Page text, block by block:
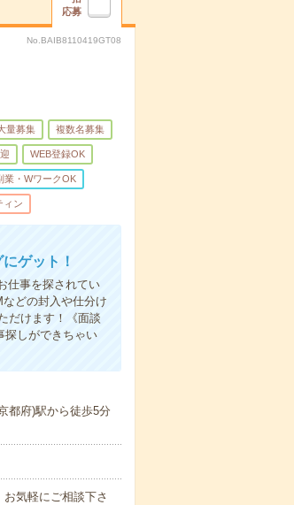
応募
No.BAIB8110419GT08
量募集 複数名募集
WEB登録OK
業・WワークOK
ィン
ゲット！
仕事を探されてい
どの封入や仕分け
だけます！《面談
しができちゃい
都府)駅から徒歩5分
気軽にご相談下さ